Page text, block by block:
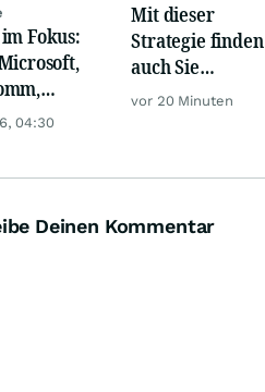
Fokus:
Airbus,
04:30
Mit dieser
Strategie finden
auch Sie
zuverlässig
vor 20 Minuten
Deinen Kommentar